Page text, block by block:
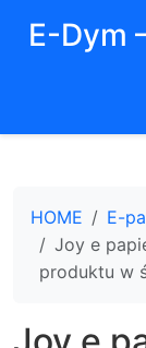
E-Dym
HOME
E-
Joy e
produktu w